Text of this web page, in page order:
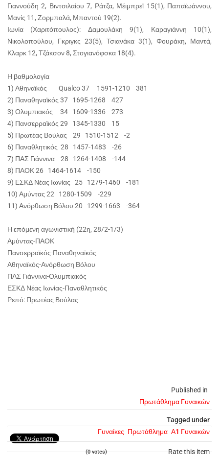
Published in
Πρωτάθλημα Γυναικών
Tagged under
Γυναίκες Πρωτάθλημα Α1 Γυναικών
Rate this item
(0 votes)
Γιαννούδη 2, Βιντσιλαίου 7, Ράτζα, Μέιμπρεϊ 15(1), Παπαϊωάννου,
Μανίς 11, Ζορμπαλά, Μπαντού 19(2).
Ιωνία (Χαριτόπουλος): Δαμουλάκη 9(1), Καραγιάννη 10(1),
Νικολοπούλου, Γκριγκς 23(5), Τσιανάκα 3(1), Φουράκη, Μαντά,
Κλαρκ 12, Τζάκσον 8, Στογιανόφσκα 18(4).
Η βαθμολογία
1) Αθηναϊκός Qualco 37 1591-1210 381
2) Παναθηναϊκός 37 1695-1268 427
3) Ολυμπιακός 34 1609-1336 273
4) Πανσερραϊκός 29 1345-1330 15
5) Πρωτέας Βούλας 29 1510-1512 -2
6) Παναθλητικός 28 1457-1483 -26
7) ΠΑΣ Γιάννινα 28 1264-1408 -144
8) ΠΑΟΚ 26 1464-1614 -150
9) ΕΣΚΔ Νέας Ιωνίας 25 1279-1460 -181
10) Αμύντας 22 1280-1509 -229
11) Ανόρθωση Βόλου 20 1299-1663 -364
Η επόμενη αγωνιστική (22η, 28/2-1/3)
Αμύντας-ΠΑΟΚ
Πανσερραϊκός-Παναθηναϊκός
Αθηναϊκός-Ανόρθωση Βόλου
ΠΑΣ Γιάννινα-Ολυμπιακός
ΕΣΚΔ Νέας Ιωνίας-Παναθλητικός
Ρεπό: Πρωτέας Βούλας